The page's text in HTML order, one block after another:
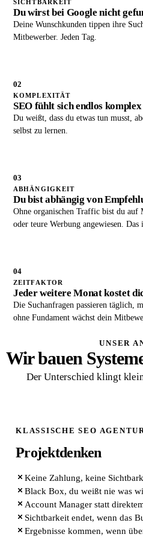
SICHTBARKEIT
Du wirst bei Google nicht
Deine Wunschkunden tippen ihre
Mitbewerber. Jeden Tag.
02
KOMPLEXITÄT
SEO fühlt sich endlos komplex
Du weißt, dass du etwas tun musst,
selbst zu lernen.
03
ABHÄNGIGKEIT
Du bist abhängig von
Ohne organischen Traffic bist du auf
oder teure Werbung angewiesen. Das
04
ZEITFAKTOR
Jeder weitere Monat kostet
Die Suchanfragen passieren täglich,
ohne Fundament wächst dein
UNSER
Wir bauen
Der Unterschied klingt
KLASSISCHE SEO
Projektdenken
Keine Zahlung, keine
Black Box, du weißt nie was
Account Manager statt
Sichtbarkeit endet, wenn das
Ergebnisse kommen, wenn